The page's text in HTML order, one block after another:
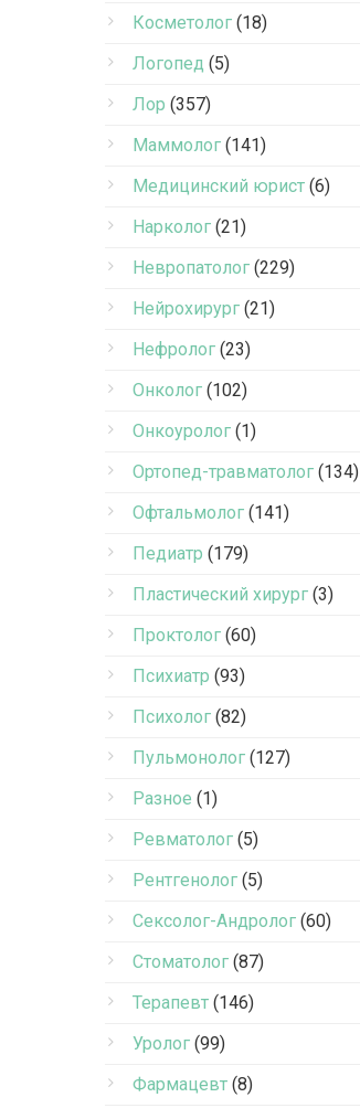
Косметолог (18)
Логопед (5)
Лор (357)
Маммолог (141)
Медицинский юрист (6)
Нарколог (21)
Невропатолог (229)
Нейрохирург (21)
Нефролог (23)
Онколог (102)
Онкоуролог (1)
Ортопед-травматолог (134)
Офтальмолог (141)
Педиатр (179)
Пластический хирург (3)
Проктолог (60)
Психиатр (93)
Психолог (82)
Пульмонолог (127)
Разное (1)
Ревматолог (5)
Рентгенолог (5)
Сексолог-Андролог (60)
Стоматолог (87)
Терапевт (146)
Уролог (99)
Фармацевт (8)